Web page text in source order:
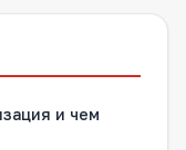
и чем